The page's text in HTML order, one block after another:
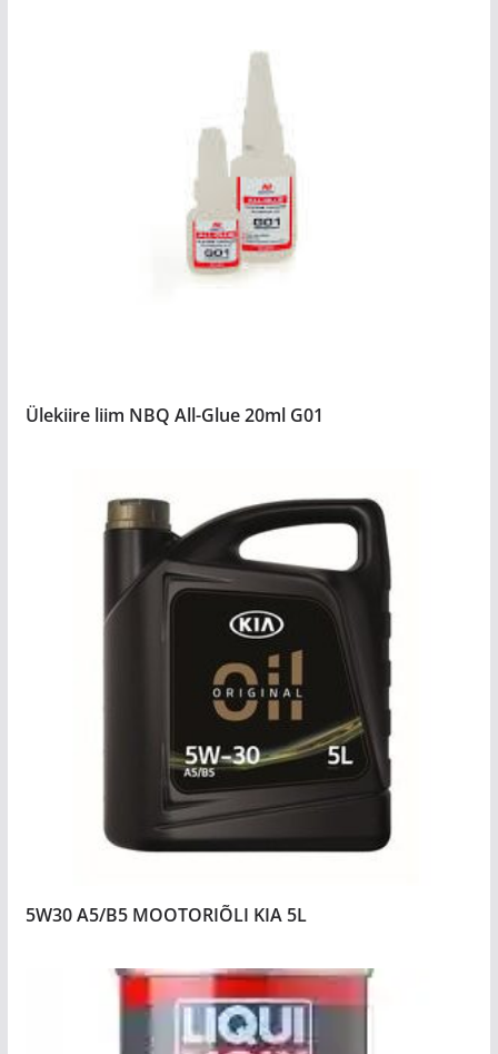
Ülekiire liim NBQ All-Glue 20ml G01
5W30 A5/B5 MOOTORIÕLI KIA 5L